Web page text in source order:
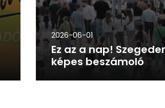
2026-06-01
Ez az a nap!
képes beszámoló